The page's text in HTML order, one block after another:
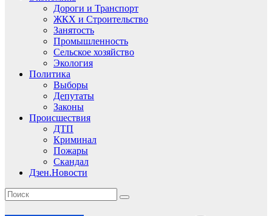
Дороги и Транспорт
ЖКХ и Строительство
Занятость
Промышленность
Сельское хозяйство
Экология
Политика
Выборы
Депутаты
Законы
Происшествия
ДТП
Криминал
Пожары
Скандал
Дзен.Новости